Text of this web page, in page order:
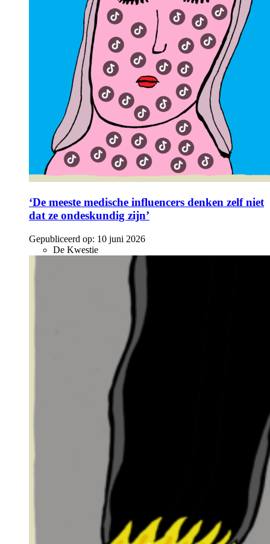
‘De meeste medische influencers denken zelf niet
dat ze ondeskundig zijn’
Gepubliceerd op: 10 juni 2026
De Kwestie